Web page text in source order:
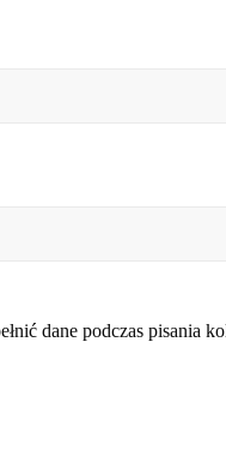
dane podczas pisania